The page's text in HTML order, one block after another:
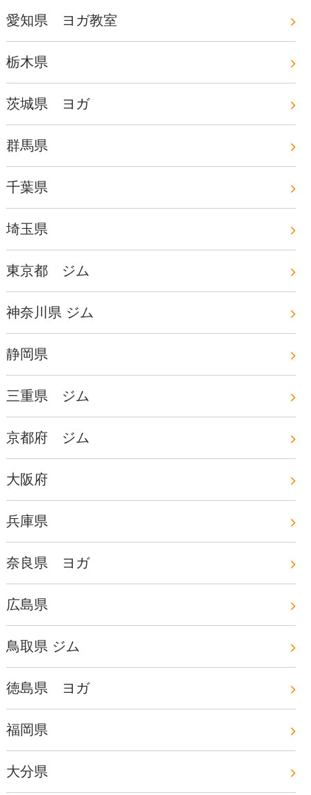
愛知県 ヨガ教室
栃木県
茨城県 ヨガ
群馬県
千葉県
埼玉県
東京都 ジム
神奈川県 ジム
静岡県
三重県 ジム
京都府 ジム
大阪府
兵庫県
奈良県 ヨガ
広島県
鳥取県 ジム
徳島県 ヨガ
福岡県
大分県